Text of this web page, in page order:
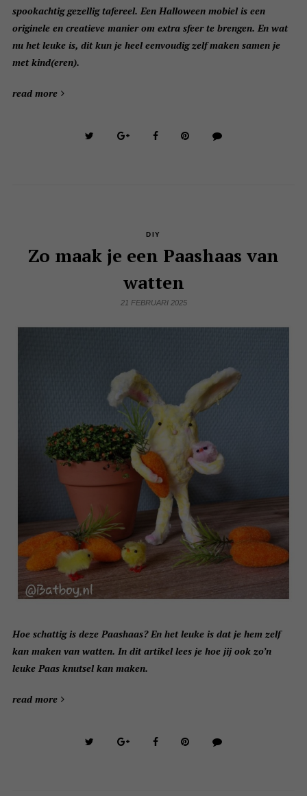
spookachtig gezellig tafereel. Een Halloween mobiel is een
originele en creatieve manier om extra sfeer te brengen. En wat
nu het leuke is, dit kun je heel eenvoudig zelf maken samen je
met kind(eren).
read more
DIY
Zo maak je een Paashaas van
watten
21 FEBRUARI 2025
Hoe schattig is deze Paashaas? En het leuke is dat je hem zelf
kan maken van watten. In dit artikel lees je hoe jij ook zo’n
leuke Paas knutsel kan maken.
read more